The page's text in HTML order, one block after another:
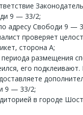
9 — 33/2;
адресу Свободи 9 —
проверяет
сторона А;
размещения
его
9 — 33/2;
в городе